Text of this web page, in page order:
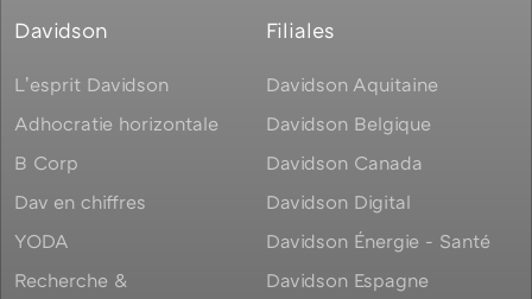
Davidson
Lʼesprit Davidson
Adhocratie horizontale
B Corp
Dav en chiffres
YODA
Recherche &
Filiales
Davidson Aquitaine
Davidson Belgique
Davidson Canada
Davidson Digital
Davidson Énergie - Santé
Davidson Espagne